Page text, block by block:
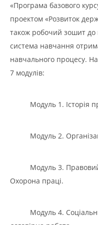
«Програма базового
проектом «Розвиток
також робочий зошит до
система навчання
навчального процесу.
7 модулів:
Модуль 1. Історія
Модуль 2.
Модуль 3. Правовий
Охорона праці.
Модуль 4.